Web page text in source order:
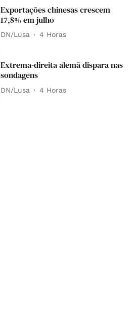
Exportações chinesas crescem
17,8% em julho
DN/Lusa 4 Horas
Extrema-direita alemã dispara nas
sondagens
DN/Lusa 4 Horas